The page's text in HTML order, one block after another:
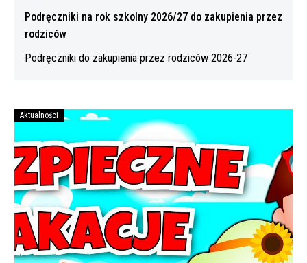
Podręczniki na rok szkolny 2026/27 do zakupienia przez
rodziców
Podręczniki do zakupienia przez rodziców 2026-27
Bezpiecznych
wakacji
Aktualności